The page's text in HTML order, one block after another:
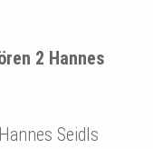
2 Hannes
Seidls